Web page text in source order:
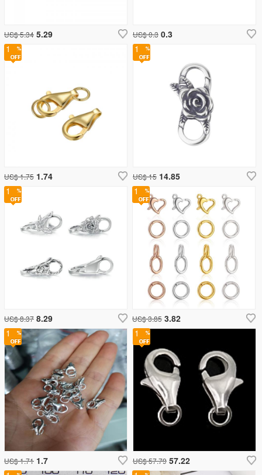
1
US$ 57.79 57.22
US$ 0.3 0.3
1
US$ 8.37 8.29
1
US$ 1.71 1.7
1
US$ 3.85 3.82
1
US$ 15 14.85
US$ 5.34 5.29
1
US$ 1.75 1.74